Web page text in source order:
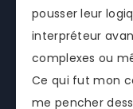
pousser leur
interpréteur
complexes ou
Ce qui fut mon
me pencher